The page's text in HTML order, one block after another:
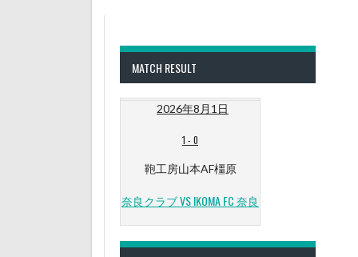
MATCH RESULT
2026年8月1日
1 - 0
鞄工房山本AF橿原
奈良クラブ VS IKOMA FC 奈良